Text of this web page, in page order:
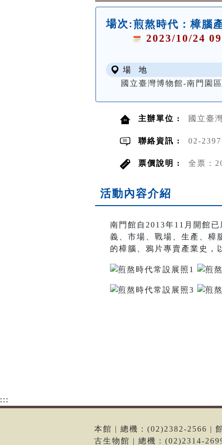
場次:煎熬時代：樟腦
2023/10/24
場 地
國立臺灣博物館-南門園
主辦單位 : 國立臺
聯絡資訊 : 02-
票價說明 : 全票：
活動內容介紹
南門館自2013年11月開館
義、市場、戰場、生產、樟
的樟腦、鴉片專賣產業史，
:::
本館 | 總機：(02)2382-2566 |
古生物館 | 總機：(02)2314-